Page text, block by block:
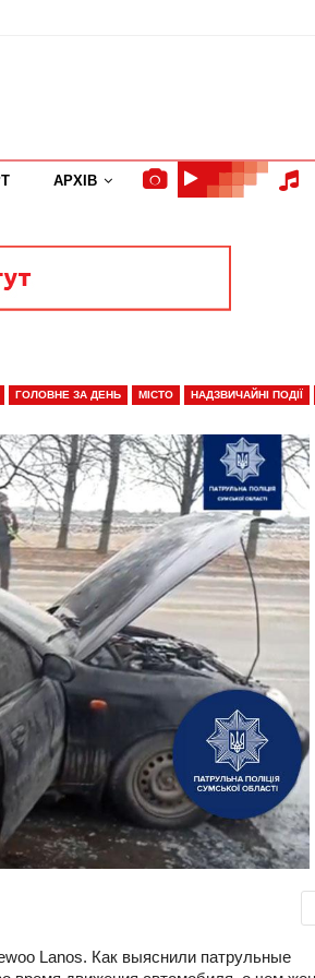
АРХІВ
ГОЛОВНЕ ЗА ДЕНЬ МІСТО НАДЗВИЧАЙНІ ПОДІЇ
Lanos. Как выяснили патрульные